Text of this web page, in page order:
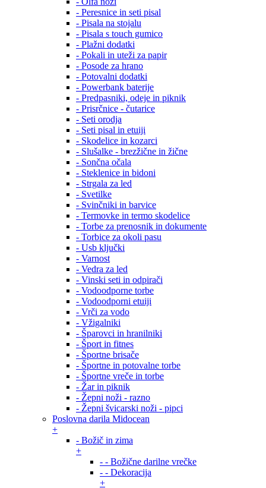
- Peresnice in seti pisal
- Pisala na stojalu
- Pisala s touch gumico
- Plažni dodatki
- Pokali in uteži za papir
- Posode za hrano
- Potovalni dodatki
- Powerbank baterije
- Predpasniki, odeje in piknik
- Prisrčnice - čutarice
- Seti orodja
- Seti pisal in etuiji
- Skodelice in kozarci
- Slušalke - brezžične in žične
- Sončna očala
- Steklenice in bidoni
- Strgala za led
- Svetilke
- Svinčniki in barvice
- Termovke in termo skodelice
- Torbe za prenosnik in dokumente
- Torbice za okoli pasu
- Usb ključki
- Varnost
- Vedra za led
- Vinski seti in odpirači
- Vodoodporne torbe
- Vodoodporni etuiji
- Vrči za vodo
- Vžigalniki
- Šparovci in hranilniki
- Šport in fitnes
- Športne brisače
- Športne in potovalne torbe
- Športne vreče in torbe
- Žar in piknik
- Žepni noži - razno
- Žepni švicarski noži - pipci
Poslovna darila Midocean
+
- Božič in zima
+
- - Božične darilne vrečke
- - Dekoracija
+